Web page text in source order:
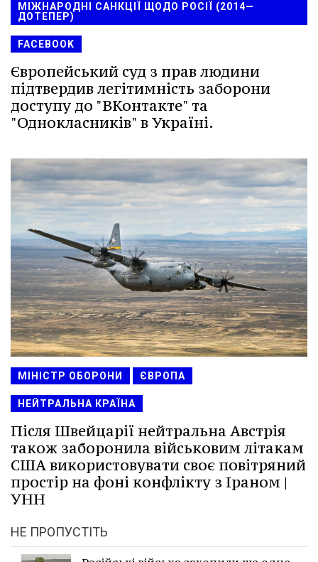
МІЖНАРОДНІ САНКЦІЇ ЩОДО РОСІЇ (2014—
ДОТЕПЕР)
FACEBOOK
Європейський суд з прав людини
підтвердив легітимність заборони
доступу до "ВКонтакте" та
"Однокласників" в Україні.
МІНІСТР ОБОРОНИ ЄВРОПА
НЕЙТРАЛЬНА КРАЇНА
Після Швейцарії нейтральна Австрія
також заборонила військовим літакам
США використовувати своє повітряний
простір на фоні конфлікту з Іраном |
УНН
НЕ ПРОПУСТІТЬ